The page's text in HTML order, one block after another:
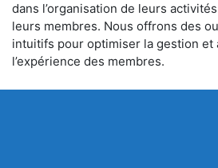
dans l’organisation de leurs
leurs membres. Nous offrons des
intuitifs pour optimiser la gestion et
l’expérience des membres.